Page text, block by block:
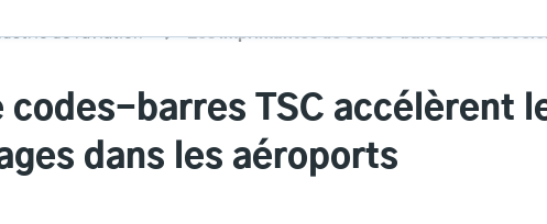
de l'aviation
codes-barres TSC accélèrent
dans les aéroports